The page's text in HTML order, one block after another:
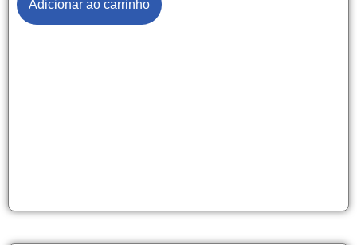
Adicionar ao carrinho